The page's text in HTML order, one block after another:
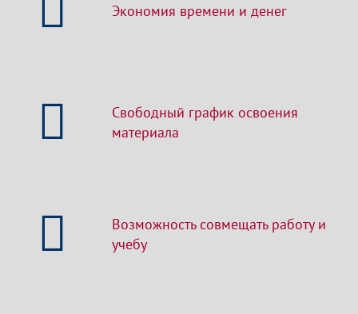
Экономия времени и денег
Свободный график освоения
материала
Возможность совмещать работу и
учебу